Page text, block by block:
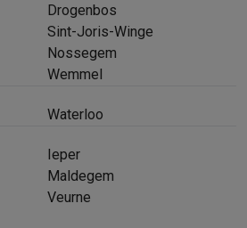
Drogenbos
Sint-Joris-Winge
Nossegem
Wemmel
Waterloo
Ieper
Maldegem
Veurne